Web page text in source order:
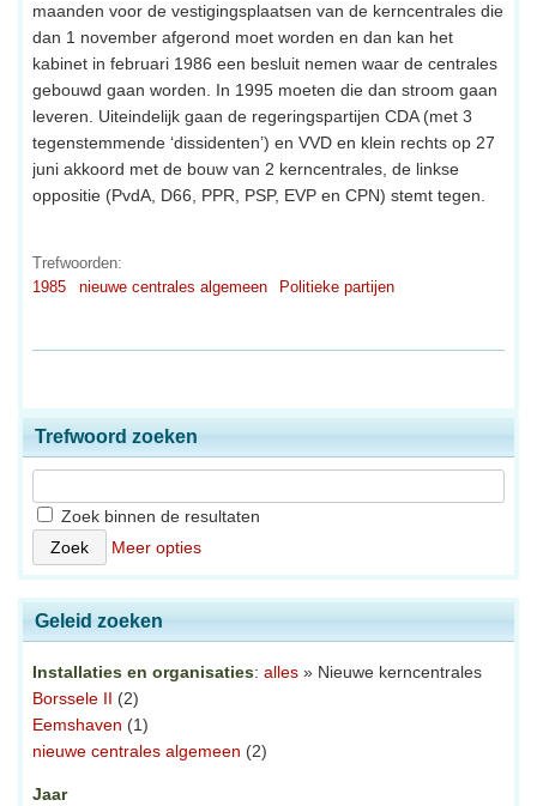
maanden voor de vestigingsplaatsen van de kerncentrales die
dan 1 november afgerond moet worden en dan kan het
kabinet in februari 1986 een besluit nemen waar de centrales
gebouwd gaan worden. In 1995 moeten die dan stroom gaan
leveren. Uiteindelijk gaan de regeringspartijen CDA (met 3
tegenstemmende ‘dissidenten’) en VVD en klein rechts op 27
juni akkoord met de bouw van 2 kerncentrales, de linkse
oppositie (PvdA, D66, PPR, PSP, EVP en CPN) stemt tegen.
Trefwoorden:
1985
nieuwe centrales algemeen Politieke partijen
Trefwoord zoeken
Zoek binnen de resultaten
Meer opties
Geleid zoeken
Installaties en organisaties: alles » Nieuwe kerncentrales
Borssele II (2)
Eemshaven (1)
nieuwe centrales algemeen (2)
Jaar